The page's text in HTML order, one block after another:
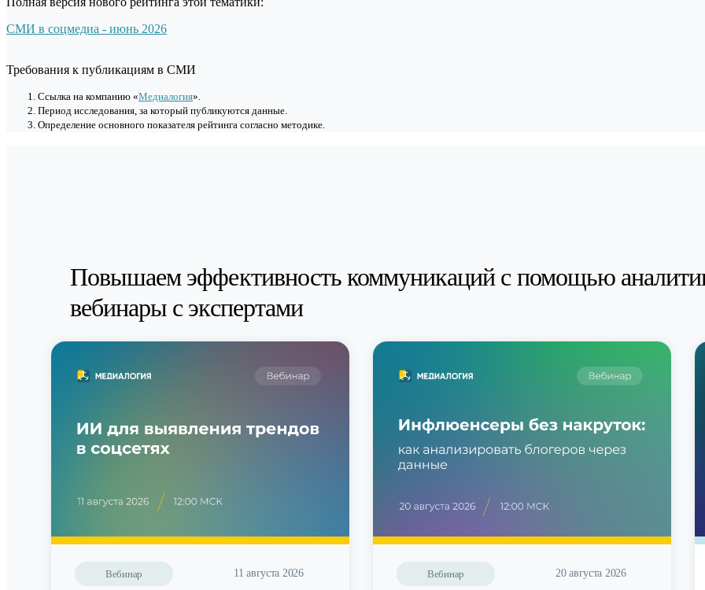
СМИ в соцмедиа - июнь 2026
Требования к публикациям в СМИ
Cсылка на компанию «Медиалогия».
Период исследования, за который публикуются данные.
Определение основного показателя рейтинга согласно методике.
Повышаем эффективность коммуникаций с помощью
вебинары с экспертами
Вебинар 11 августа 2026 Вебинар 20 августа 2026